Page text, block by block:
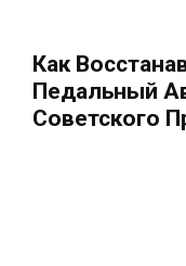
Как
Педальный
Советского